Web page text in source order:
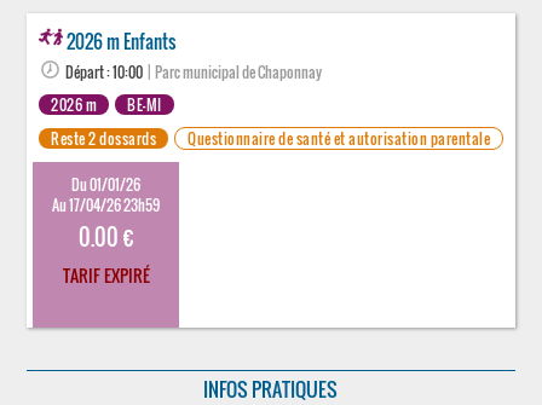
2026 m Enfants
Départ : 10:00 | Parc municipal de Chaponnay
2026 m
BE-MI
Reste 2 dossards
Questionnaire de santé et autorisation parentale
Du 01/01/26
Au 17/04/26 23h59
0.00 €
TARIF EXPIRÉ
INFOS PRATIQUES